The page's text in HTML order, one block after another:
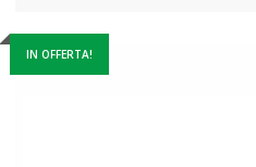
IN OFFERTA!